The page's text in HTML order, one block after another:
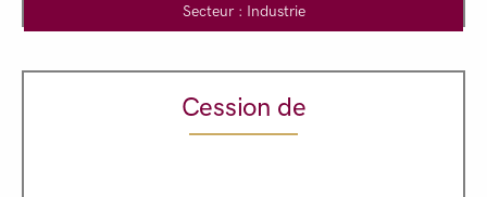
Secteur : Industrie
Cession de